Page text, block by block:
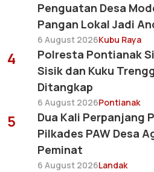
Penguatan Desa
Pangan Lokal Jadi
6 August 2026Kubu Raya
4
Polresta Pontianak
Sisik dan Kuku
Ditangkap
6 August 2026Pontianak
5
Dua Kali Perpanjang
Pilkades PAW Desa
Peminat
6 August 2026Landak